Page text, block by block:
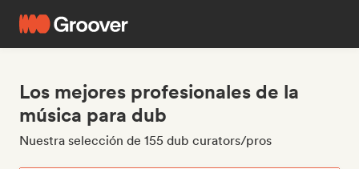
Los mejores profesionales de la
música para dub
Nuestra selección de 155 dub curators/pros